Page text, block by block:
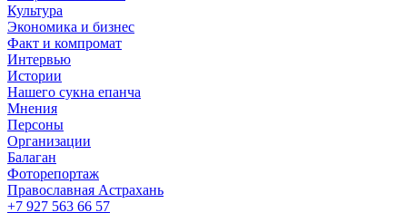
Культура
Экономика и бизнес
Факт и компромат
Интервью
Истории
Нашего сукна епанча
Мнения
Персоны
Организации
Балаган
Фоторепортаж
Православная Астрахань
+7 927 563 66 57